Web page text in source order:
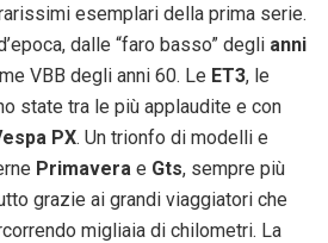
esemplari della prima serie.
dalle “faro basso” degli anni
VBB degli anni 60. Le ET3, le
state tra le più applaudite e con
PX. Un trionfo di modelli e
Primavera e Gts, sempre più
grazie ai grandi viaggiatori che
migliaia di chilometri. La